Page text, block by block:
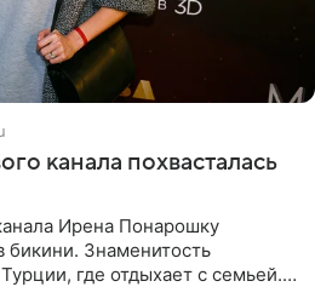
канала похвасталась
Ирена Понарошку
бикини. Знаменитость
где отдыхает с семьей.